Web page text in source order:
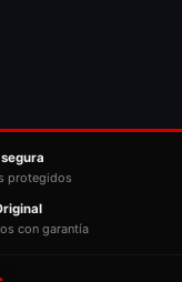
protegidos
con garantía